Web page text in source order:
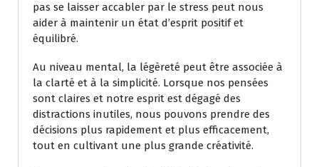
pas se laisser accabler par le stress peut nous
aider à maintenir un état d’esprit positif et
équilibré.
Au niveau mental, la légèreté peut être associée à
la clarté et à la simplicité. Lorsque nos pensées
sont claires et notre esprit est dégagé des
distractions inutiles, nous pouvons prendre des
décisions plus rapidement et plus efficacement,
tout en cultivant une plus grande créativité.